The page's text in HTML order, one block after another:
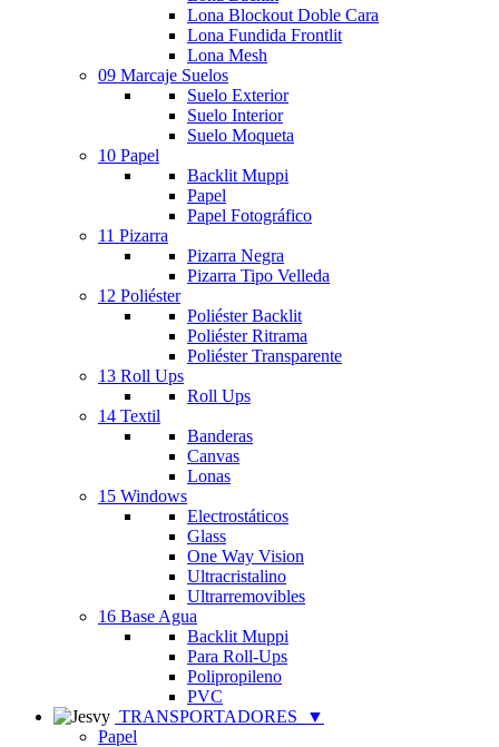
Lona Blockout Doble Cara
Lona Fundida Frontlit
Lona Mesh
09 Marcaje Suelos
Suelo Exterior
Suelo Interior
Suelo Moqueta
10 Papel
Backlit Muppi
Papel
Papel Fotográfico
11 Pizarra
Pizarra Negra
Pizarra Tipo Velleda
12 Poliéster
Poliéster Backlit
Poliéster Ritrama
Poliéster Transparente
13 Roll Ups
Roll Ups
14 Textil
Banderas
Canvas
Lonas
15 Windows
Electrostáticos
Glass
One Way Vision
Ultracristalino
Ultrarremovibles
16 Base Agua
Backlit Muppi
Para Roll-Ups
Polipropileno
PVC
TRANSPORTADORES
▼
Papel